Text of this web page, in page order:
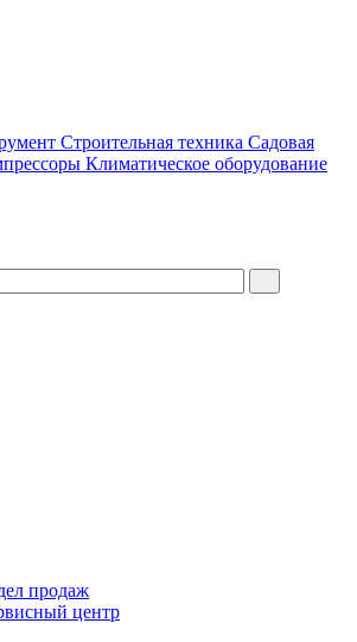
Строительная техника Садовая
Климатическое оборудование
продаж
центр